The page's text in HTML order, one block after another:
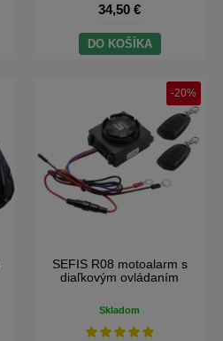
34,50 €
DO KOŠÍKA
-20%
SEFIS R08 motoalarm s
diaľkovým ovládaním
Skladom